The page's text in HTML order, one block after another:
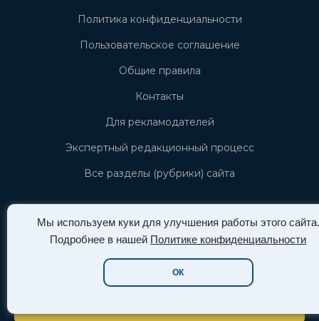
Мы используем куки для улучшения работы этого сайта.
Подробнее в нашей Политике конфиденциальности
ОК
Политика конфиденциальности
Пользовательское соглашение
Общие правила
Контакты
Для рекламодателей
Экспертный редакционный процесс
Все разделы (рубрики) сайта
Личный кабинет
ВОЙТИ